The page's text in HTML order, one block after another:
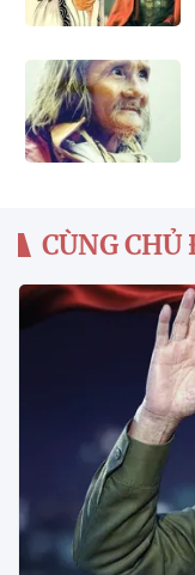
CÙNG CHỦ